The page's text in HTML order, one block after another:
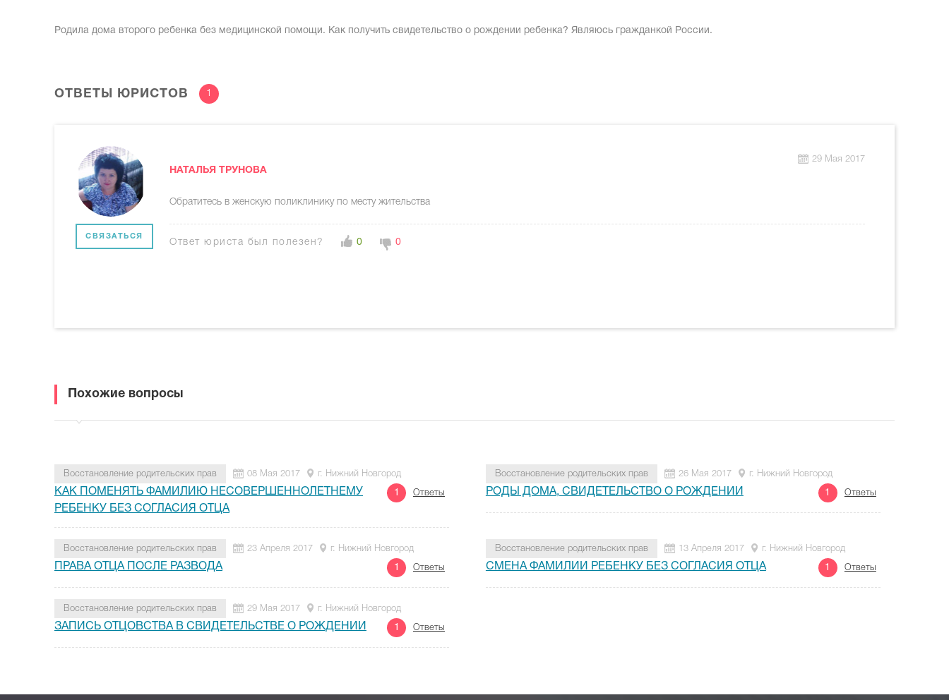
Родила дома второго ребенка без медицинской помощи. Как получить свидетельство о рождении ребенка? Являюсь гражданкой России.
ОТВЕТЫ ЮРИСТОВ 1
СВЯЗАТЬСЯ
НАТАЛЬЯ ТРУНОВА
29 Мая 2017
Обратитесь в женскую поликлинику по месту жительства
Ответ юриста был полезен? 0 0
Похожие вопросы
Восстановление родительских прав 08 Мая 2017 г. Нижний Новгород
КАК ПОМЕНЯТЬ ФАМИЛИЮ НЕСОВЕРШЕННОЛЕТНЕМУ
РЕБЕНКУ БЕЗ СОГЛАСИЯ ОТЦА
1 Ответы
Восстановление родительских прав 26 Мая 2017 г. Нижний Новгород
РОДЫ ДОМА, СВИДЕТЕЛЬСТВО О РОЖДЕНИИ 1 Ответы
Восстановление родительских прав 23 Апреля 2017 г. Нижний Новгород
ПРАВА ОТЦА ПОСЛЕ РАЗВОДА 1 Ответы
Восстановление родительских прав 13 Апреля 2017 г. Нижний Новгород
СМЕНА ФАМИЛИИ РЕБЕНКУ БЕЗ СОГЛАСИЯ ОТЦА 1 Ответы
Восстановление родительских прав 29 Мая 2017 г. Нижний Новгород
ЗАПИСЬ ОТЦОВСТВА В СВИДЕТЕЛЬСТВЕ О РОЖДЕНИИ 1 Ответы